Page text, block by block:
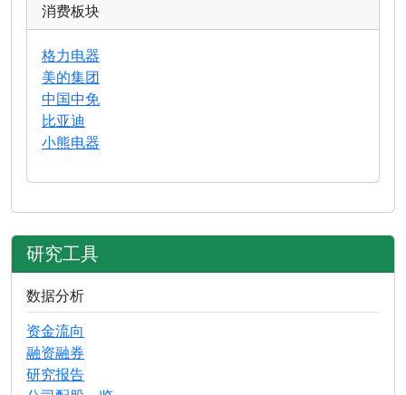
消费板块
格力电器
美的集团
中国中免
比亚迪
小熊电器
研究工具
数据分析
资金流向
融资融券
研究报告